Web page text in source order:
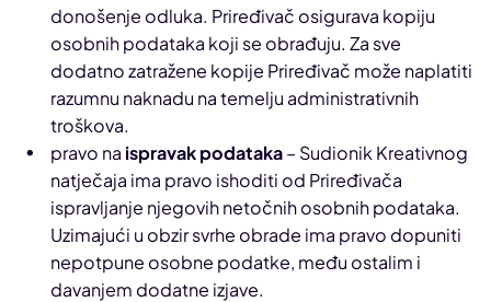
donošenje odluka. Priređivač osigurava kopiju
osobnih podataka koji se obrađuju. Za sve
dodatno zatražene kopije Priređivač može naplatiti
razumnu naknadu na temelju administrativnih
troškova.
pravo na ispravak podataka– Sudionik Kreativnog
natječaja ima pravo ishoditi od Priređivača
ispravljanje njegovih netočnih osobnih podataka.
Uzimajući u obzir svrhe obrade ima pravo dopuniti
nepotpune osobne podatke, među ostalim i
davanjem dodatne izjave.